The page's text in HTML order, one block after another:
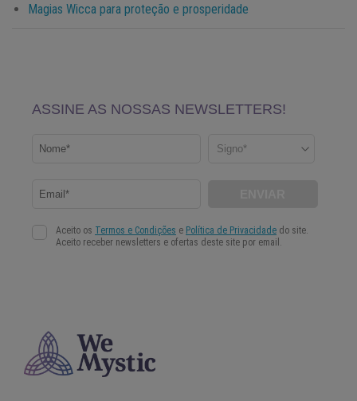
Magias Wicca para proteção e prosperidade